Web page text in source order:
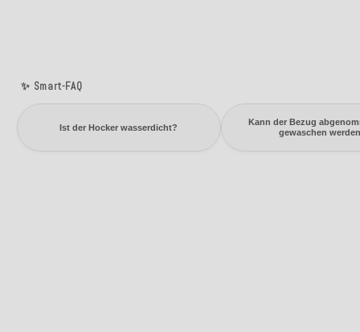
✨ Smart-FAQ
Ist der Hocker wasserdicht?
Kann der Bezug
gewaschen